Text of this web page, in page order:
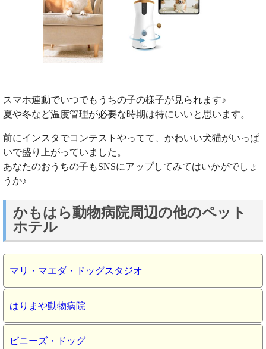
スマホ連動でいつでもうちの子の様子が見られます♪
夏や冬など温度管理が必要な時期は特にいいと思います。
前にインスタでコンテストやってて、かわいい犬猫がいっぱ
いで盛り上がっていました。
あなたのおうちの子もSNSにアップしてみてはいかがでしょ
うか♪
かもはら動物病院周辺の他のペット
ホテル
マリ・マエダ・ドッグスタジオ
はりまや動物病院
ビニーズ・ドッグ